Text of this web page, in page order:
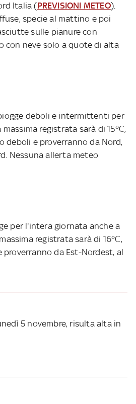
Italia (PREVISIONI METEO).
specie al mattino e poi
sulle pianure con
con neve solo a quote di alta
deboli e intermittenti per
registrata sarà di 15°C,
deboli e proverranno da Nord,
Nessuna allerta meteo
per l'intera giornata anche a
registrata sarà di 16°C,
proverranno da Est-Nordest, al
5 novembre, risulta alta in